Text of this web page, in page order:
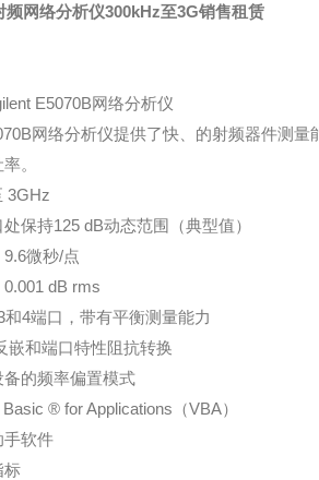
频网络分析仪300kHz至3G销售租赁
E5070B网络分析仪
网络分析仪提供了快、的射频器件测
。
3GHz
保持125 dB动态范围（典型值）
微秒/点
dB rms
和4端口，带有平衡测量能力
嵌和端口特性阻抗转换
备的频率偏置模式
® for Applications（VBA）
手软件
标